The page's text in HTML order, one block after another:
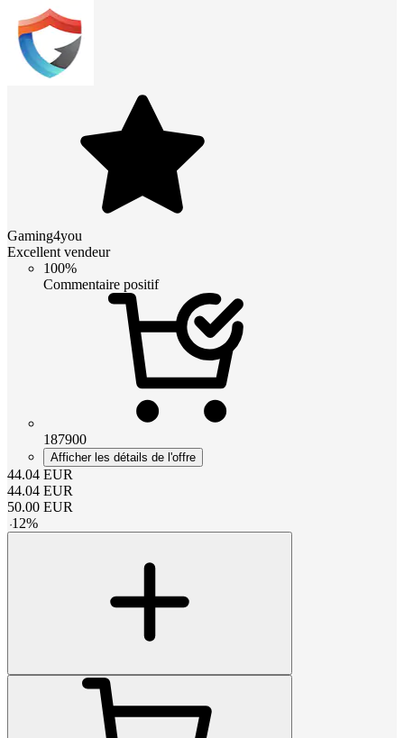
Gaming4you
Excellent vendeur
100%
Commentaire positif
187900
Afficher les détails de l'offre
44.04 EUR
44.04 EUR
50.00 EUR
-12%